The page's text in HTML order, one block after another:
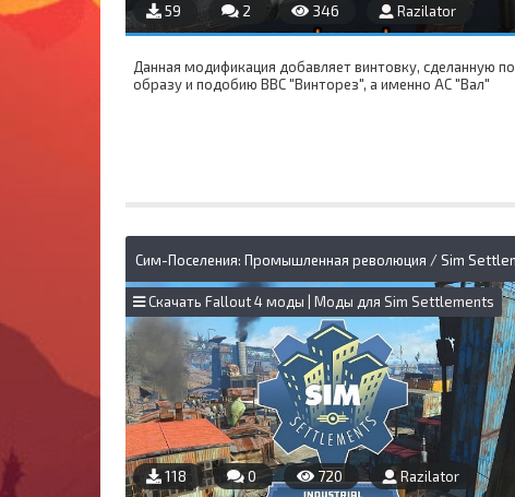
59 2 346 Razilator
Данная модификация добавляет винтовку, сделанную по
образу и подобию ВВС "Винторез", а именно АС "Вал"
Скачать Fallout 4 моды | Моды для Sim Settlements
118 0 720 Razilator